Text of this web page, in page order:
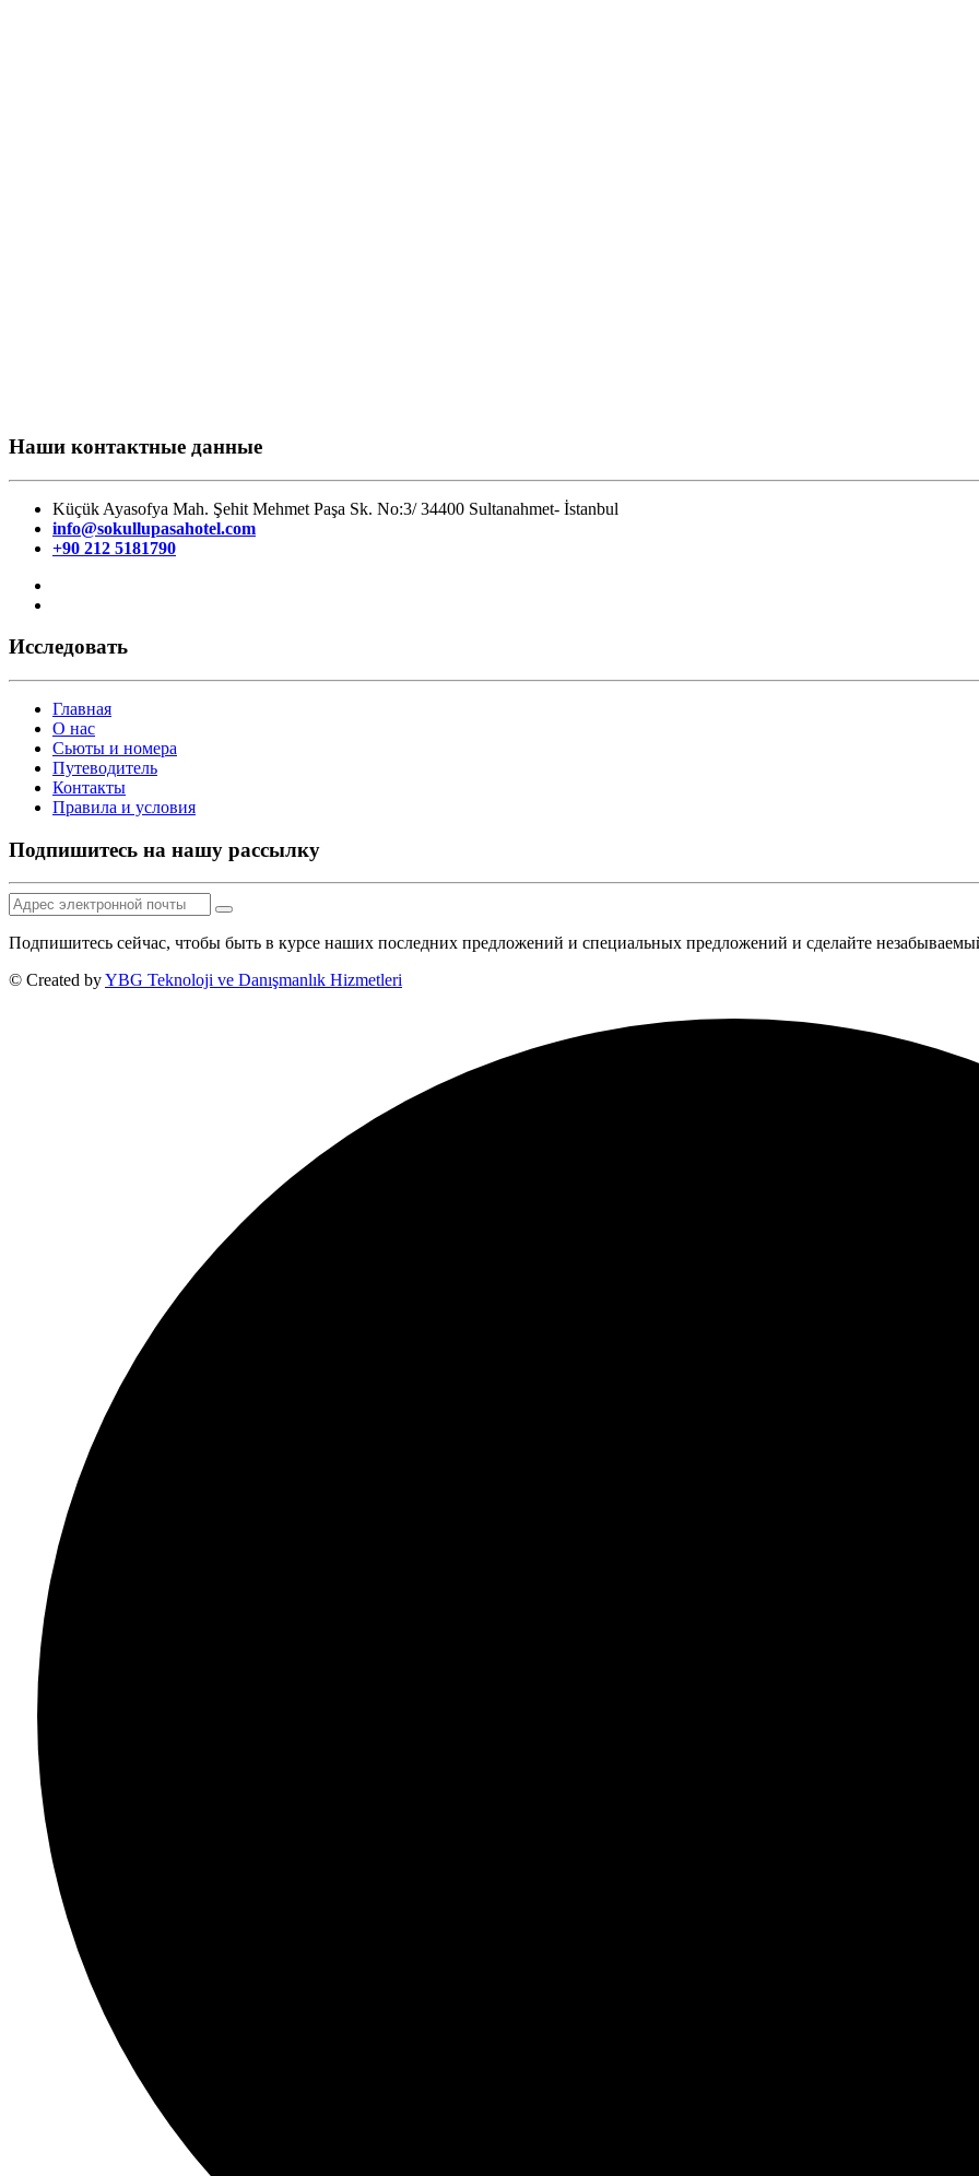
Наши контактные данные
Küçük Ayasofya Mah. Şehit Mehmet Paşa Sk. No:3/ 34400 Sultanahmet- İstanbul
info@sokullupasahotel.com
+90 212 5181790
Исследовать
Главная
О нас
Сьюты и номера
Путеводитель
Контакты
Правила и условия
Подпишитесь на нашу рассылку
Подпишитесь сейчас, чтобы быть в курсе наших последних предложений и специальных предложений и сделайте
© Created byYBG Teknoloji ve Danışmanlık Hizmetleri